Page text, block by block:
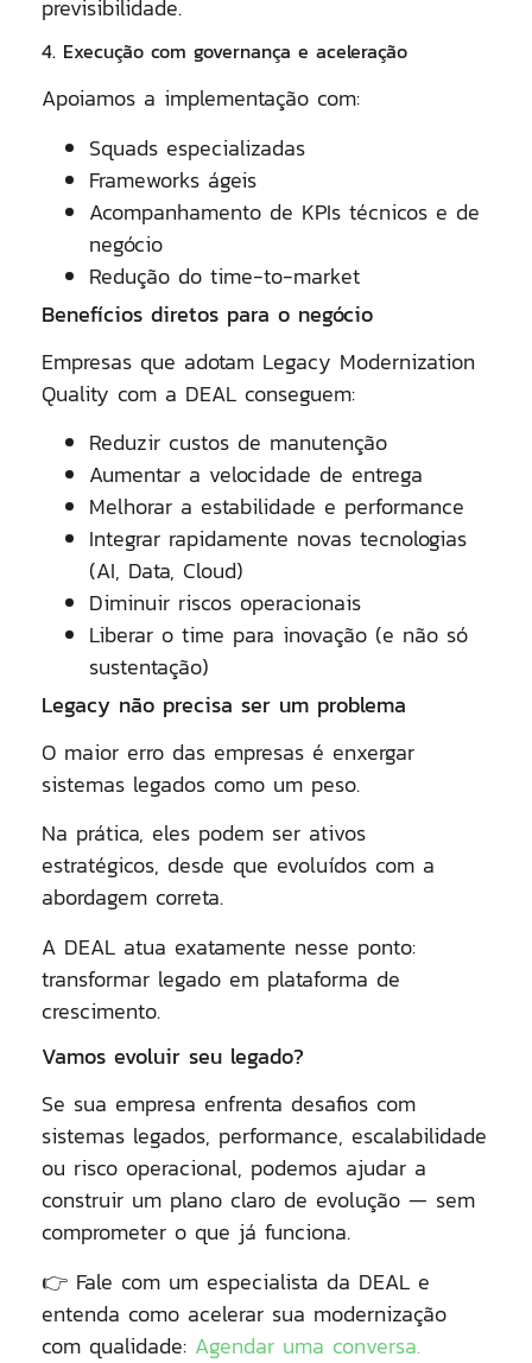
previsibilidade.
4. Execução com governança e aceleração
Apoiamos a implementação com:
Squads especializadas
Frameworks ágeis
Acompanhamento de KPIs técnicos e de
negócio
Redução do time-to-market
Benefícios diretos para o negócio
Empresas que adotam Legacy Modernization
Quality com a DEAL conseguem:
Reduzir custos de manutenção
Aumentar a velocidade de entrega
Melhorar a estabilidade e performance
Integrar rapidamente novas tecnologias
(AI, Data, Cloud)
Diminuir riscos operacionais
Liberar o time para inovação (e não só
sustentação)
Legacy não precisa ser um problema
O maior erro das empresas é enxergar
sistemas legados como um peso.
Na prática, eles podem ser ativos
estratégicos, desde que evoluídos com a
abordagem correta.
A DEAL atua exatamente nesse ponto:
transformar legado em plataforma de
crescimento.
Vamos evoluir seu legado?
Se sua empresa enfrenta desafios com
sistemas legados, performance, escalabilidade
ou risco operacional, podemos ajudar a
construir um plano claro de evolução — sem
comprometer o que já funciona.
👉 Fale com um especialista da DEAL e
entenda como acelerar sua modernização
com qualidade: Agendar uma conversa.